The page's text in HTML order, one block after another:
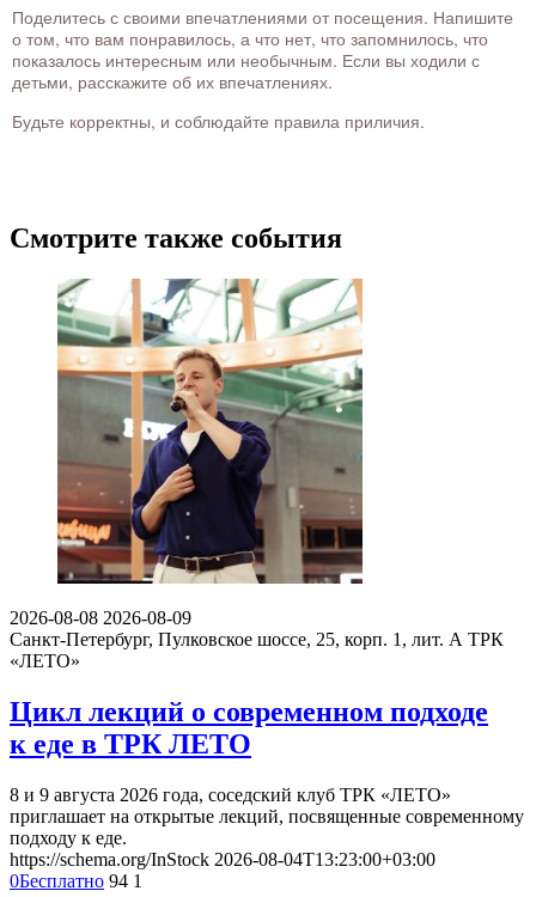
Поделитесь с своими впечатлениями от посещения. Напишите
о том, что вам понравилось, а что нет, что запомнилось, что
показалось интересным или необычным. Если вы ходили с
детьми, расскажите об их впечатлениях.
Будьте корректны, и соблюдайте правила приличия.
Смотрите также события
2026-08-08 2026-08-09
Санкт-Петербург, Пулковское шоссе, 25, корп. 1, лит. А ТРК
«ЛЕТО»
Цикл лекций о современном подходе
к еде в ТРК ЛЕТО
8 и 9 августа 2026 года, соседский клуб ТРК «ЛЕТО»
приглашает на открытые лекций, посвященные современному
подходу к еде.
https://schema.org/InStock 2026-08-04T13:23:00+03:00
0Бесплатно 94 1